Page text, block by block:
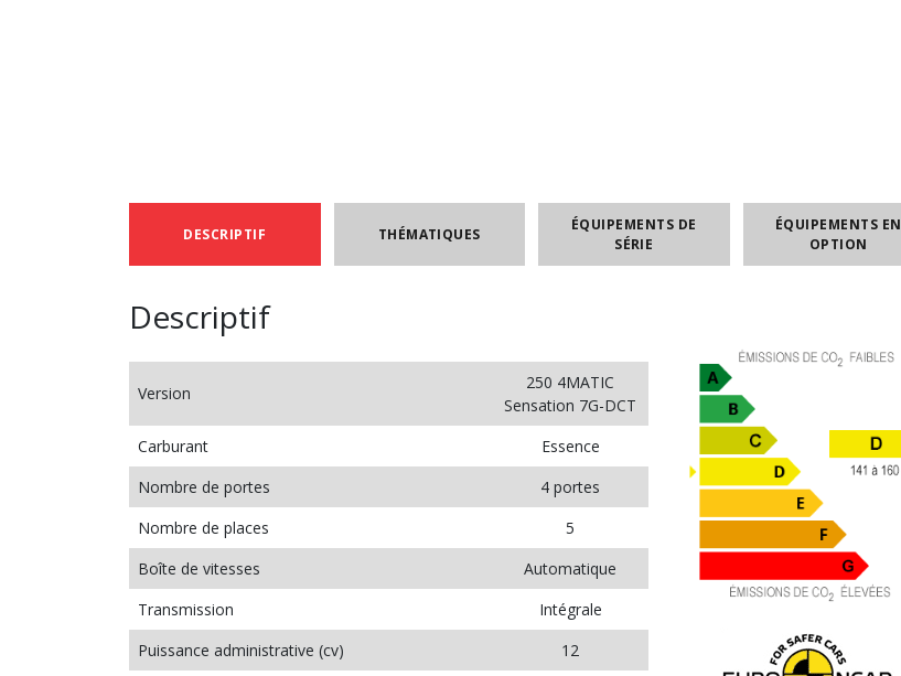
DESCRIPTIF THÉMATIQUES
ÉQUIPEMENTS DE
SÉRIE
ÉQUIPEMENTS EN
OPTION
Descriptif
Version
250 4MATIC
Sensation 7G-DCT
Carburant
Essence
Nombre de portes
4 portes
Nombre de places
5
Boîte de vitesses
Automatique
Transmission
Intégrale
Puissance administrative (cv)
12